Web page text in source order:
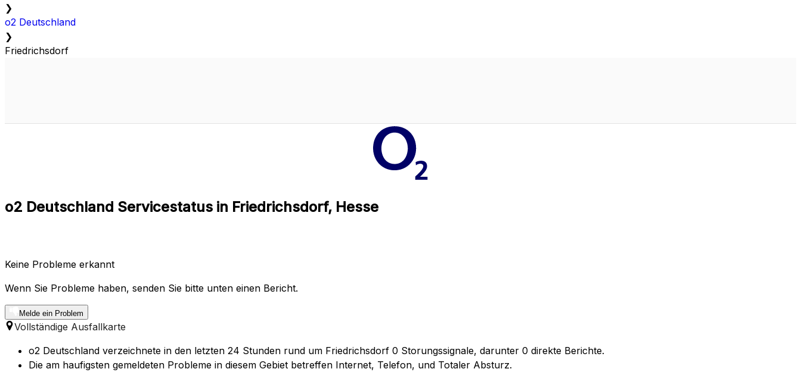
❯
o2 Deutschland
❯
Friedrichsdorf
o2 Deutschland Servicestatus in Friedrichsdorf, Hesse
Keine Probleme erkannt
Wenn Sie Probleme haben, senden Sie bitte unten einen Bericht.
Melde ein Problem
Vollständige Ausfallkarte
o2 Deutschland verzeichnete in den letzten 24 Stunden rund um Friedrichsdorf 0 Storungssignale, darunter 0 direkte Berichte.
Die am haufigsten gemeldeten Probleme in diesem Gebiet betreffen Internet, Telefon, und Totaler Absturz.